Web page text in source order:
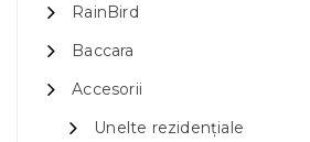
RainBird
Baccara
Accesorii
Unelte rezidențiale